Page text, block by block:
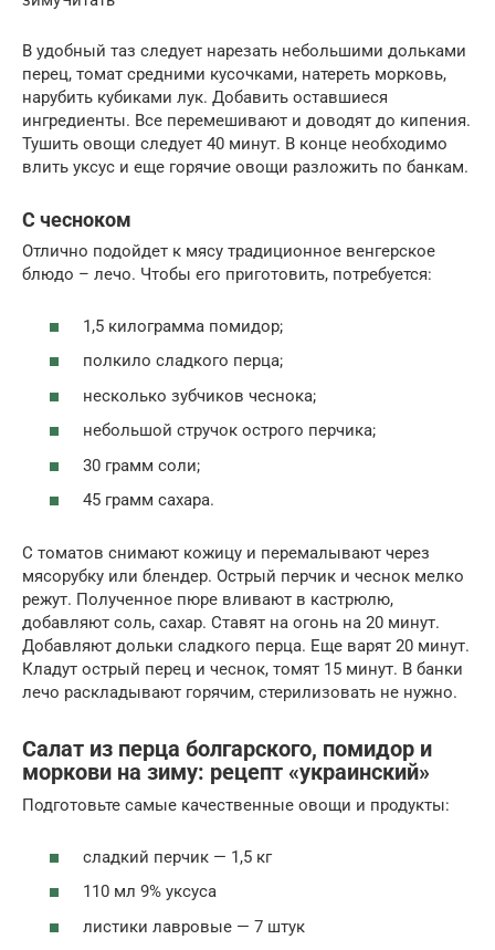
В удобный таз следует нарезать небольшими дольками
перец, томат средними кусочками, натереть морковь,
нарубить кубиками лук. Добавить оставшиеся
ингредиенты. Все перемешивают и доводят до кипения.
Тушить овощи следует 40 минут. В конце необходимо
влить уксус и еще горячие овощи разложить по банкам.
С чесноком
Отлично подойдет к мясу традиционное венгерское
блюдо – лечо. Чтобы его приготовить, потребуется:
1,5 килограмма помидор;
полкило сладкого перца;
несколько зубчиков чеснока;
небольшой стручок острого перчика;
30 грамм соли;
45 грамм сахара.
С томатов снимают кожицу и перемалывают через
мясорубку или блендер. Острый перчик и чеснок мелко
режут. Полученное пюре вливают в кастрюлю,
добавляют соль, сахар. Ставят на огонь на 20 минут.
Добавляют дольки сладкого перца. Еще варят 20 минут.
Кладут острый перец и чеснок, томят 15 минут. В банки
лечо раскладывают горячим, стерилизовать не нужно.
Салат из перца болгарского, помидор и
моркови на зиму: рецепт «украинский»
Подготовьте самые качественные овощи и продукты:
сладкий перчик — 1,5 кг
110 мл 9% уксуса
листики лавровые — 7 штук